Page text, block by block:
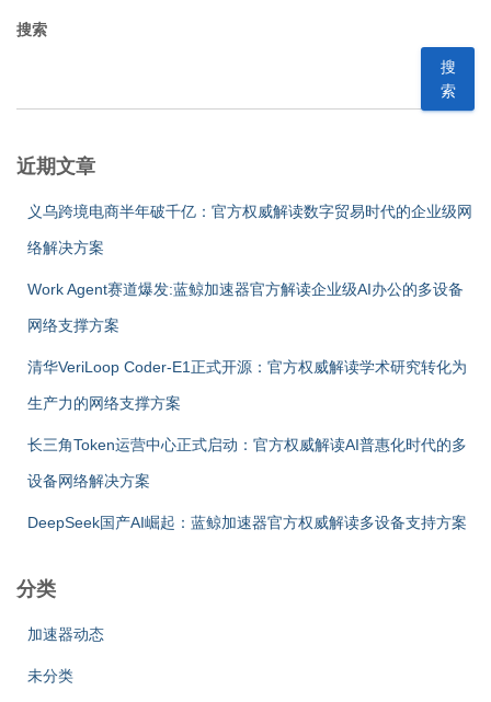
搜索
搜
索
近期文章
义乌跨境电商半年破千亿：官方权威解读数字贸易时代的企业级网
络解决方案
Work Agent赛道爆发:蓝鲸加速器官方解读企业级AI办公的多设备
网络支撑方案
清华VeriLoop Coder-E1正式开源：官方权威解读学术研究转化为
生产力的网络支撑方案
长三角Token运营中心正式启动：官方权威解读AI普惠化时代的多
设备网络解决方案
DeepSeek国产AI崛起：蓝鲸加速器官方权威解读多设备支持方案
分类
加速器动态
未分类